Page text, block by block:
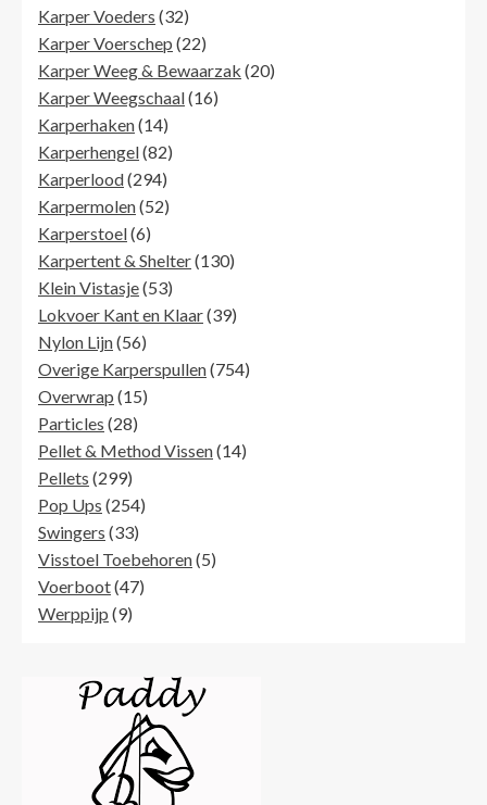
Karper Voeders 3232
producten
Karper Voerschep 2222
producten
Karper Weeg & Bewaarzak 2020
Karper Weegschaal 1616
Karperhaken 1414
producten
Karperhengel 8282
Karperlood 294294
producten
Karpermolen 5252
Karperstoel 66
producten
Karpertent & Shelter 130130
Klein Vistasje 5353
producten
Lokvoer Kant en Klaar 3939
Nylon Lijn 5656
producten
Overige Karperspullen 754754
Overwrap 1515
Particles 2828
producten
Pellet & Method Vissen 1414
Pellets 299299
producten
Pop Ups 254254
Swingers 3333
producten
Visstoel Toebehoren 55
Voerboot 4747
Werppijp 99